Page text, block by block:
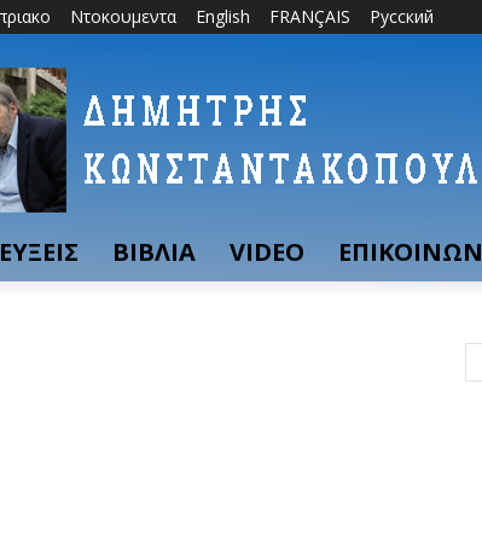
Ντοκουμεντα English FRANÇAIS Русский
ΒΙΒΛΙΑ VIDEO